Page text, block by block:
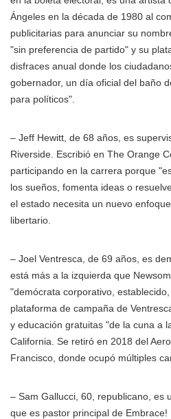
Ángeles en la década de 1980 al
publicitarias para anunciar su
"sin preferencia de partido" y su
disfraces anual donde los
gobernador, un día oficial del baño
para políticos".
– Jeff Hewitt, de 68 años, es
Riverside. Escribió en The Orange
participando en la carrera porque
los sueños, fomenta ideas o
el estado necesita un nuevo
libertario.
– Joel Ventresca, de 69 años, es
está más a la izquierda que
"demócrata corporativo,
plataforma de campaña de
y educación gratuitas "de la cuna a
California. Se retiró en 2018 del
Francisco, donde ocupó múltiples
– Sam Gallucci, 60, republicano, es
que es pastor principal de Embrace!